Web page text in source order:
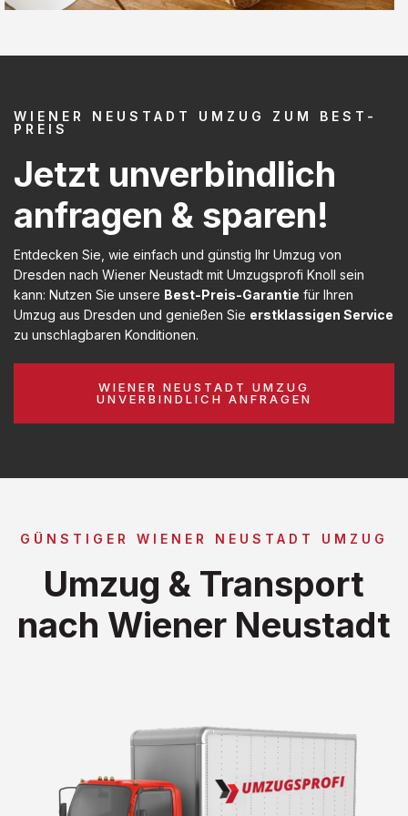
WIENER NEUSTADT UMZUG ZUM BEST-
PREIS
Jetzt unverbindlich
anfragen & sparen!
Entdecken Sie, wie einfach und günstig Ihr Umzug von
Dresden nach Wiener Neustadt mit Umzugsprofi Knoll sein
kann: Nutzen Sie unsere Best-Preis-Garantie für Ihren
Umzug aus Dresden und genießen Sie erstklassigen Service
zu unschlagbaren Konditionen.
WIENER NEUSTADT UMZUG
UNVERBINDLICH ANFRAGEN
GÜNSTIGER WIENER NEUSTADT UMZUG
Umzug & Transport
nach Wiener Neustadt